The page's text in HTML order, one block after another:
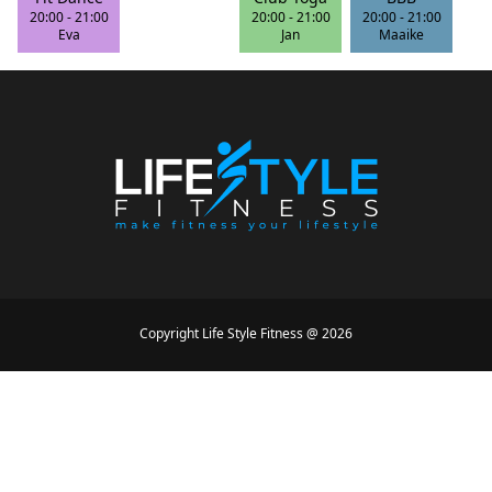
20:00-21:00
Eva
20:00-21:00
Jan
20:00-21:00
Maaike
Copyright Life Style Fitness @ 2026
Designed byMike Conception